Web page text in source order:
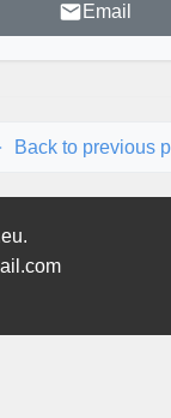
Email
Back to previous